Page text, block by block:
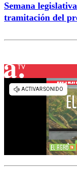
Semana
tramitación del